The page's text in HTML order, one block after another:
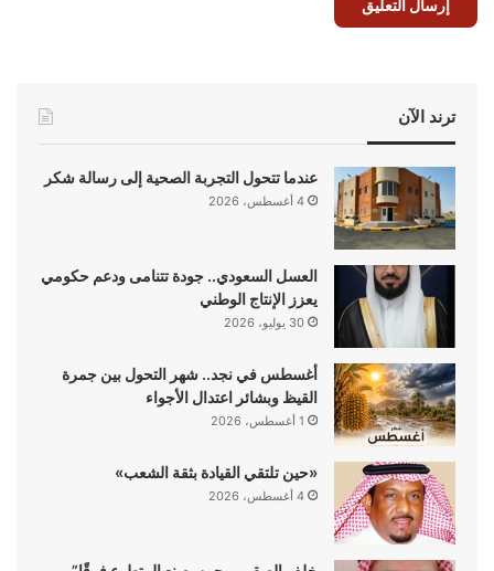
ترند الآن
عندما تتحول التجربة الصحية إلى رسالة شكر
4 أغسطس، 2026
العسل السعودي.. جودة تتنامى ودعم حكومي
يعزز الإنتاج الوطني
30 يوليو، 2026
أغسطس في نجد.. شهر التحول بين جمرة
القيظ وبشائر اعتدال الأجواء
1 أغسطس، 2026
«حين تلتقي القيادة بثقة الشعب»
4 أغسطس، 2026